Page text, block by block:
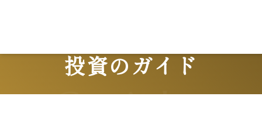
投資のガイド
Guide